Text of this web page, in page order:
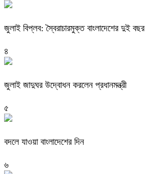
জুলাই বিপ্লব: স্বৈরাচারমুক্ত বাংলাদেশের দুই বছর
৪
জুলাই জাদুঘর উদ্বোধন করলেন প্রধানমন্ত্রী
৫
বদলে যাওয়া বাংলাদেশের দিন
৬